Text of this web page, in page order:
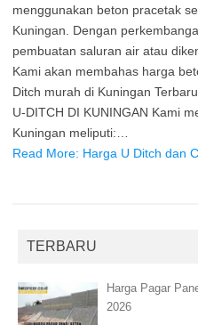
menggunakan beton pracetak
Kuningan. Dengan
pembuatan saluran air atau
Kami akan membahas harga
Ditch murah di Kuningan
U-DITCH DI KUNINGAN Kami
Kuningan meliputi:…
Read More: Harga U Ditch dan
TERBARU
Harga Pagar
2026